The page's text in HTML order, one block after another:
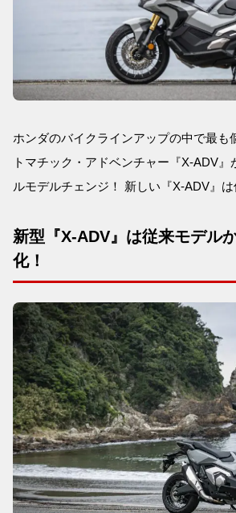
ホンダのバイクラインアップの中で最も
トマチック・アドベンチャー『X-ADV』
ルモデルチェンジ！ 新しい『X-ADV』は
新型『X-ADV』は従来モデル
化！